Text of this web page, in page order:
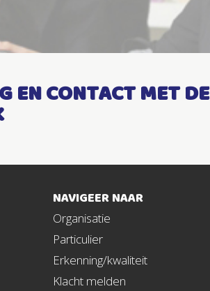
EN CONTACT MET DE
NAVIGEER NAAR
Organisatie
Particulier
Erkenning/kwaliteit
Klacht melden